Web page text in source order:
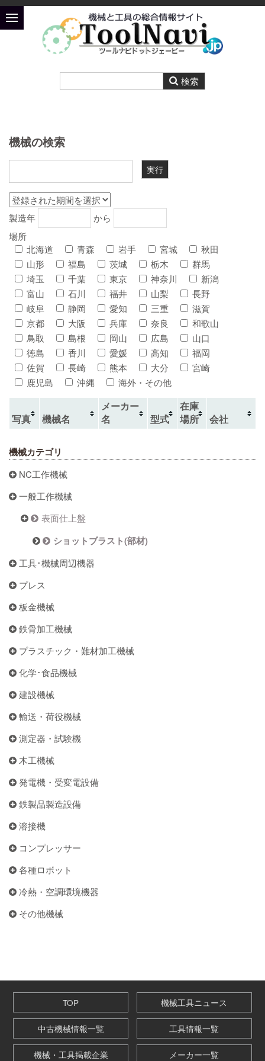
機械の検索
製造年
から
場所
北海道
青森 岩手 宮城
秋田
山形
福島 茨城 栃木
群馬
埼玉
千葉 東京 神奈川
新潟
富山
石川 福井 山梨
長野
岐阜
静岡 愛知 三重
滋賀
京都
大阪 兵庫 奈良
和歌山
鳥取
島根 岡山 広島
山口
徳島
香川 愛媛 高知
福岡
佐賀
長崎 熊本 大分
宮崎
鹿児島
沖縄 海外・その他
写真 機械名
メーカー
名
型式
在庫
場所
会社
機械カテゴリ
NC工作機械
一般工作機械
表面仕上盤
ショットブラスト(部材)
工具･機械周辺機器
プレス
板金機械
鉄骨加工機械
プラスチック・難材加工機械
化学･食品機械
建設機械
輸送・荷役機械
測定器・試験機
木工機械
発電機・受変電設備
鉄製品製造設備
溶接機
コンプレッサー
各種ロボット
冷熱・空調環境機器
その他機械
TOP 機械工具ニュース
中古機械情報一覧 工具情報一覧
機械・工具掲載企業 メーカー一覧